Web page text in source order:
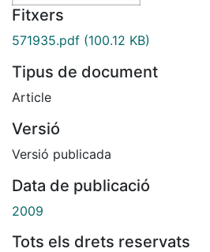
Fitxers
571935.pdf (100.12 KB)
Tipus de document
Article
Versió
Versió publicada
Data de publicació
2009
Tots els drets reservats